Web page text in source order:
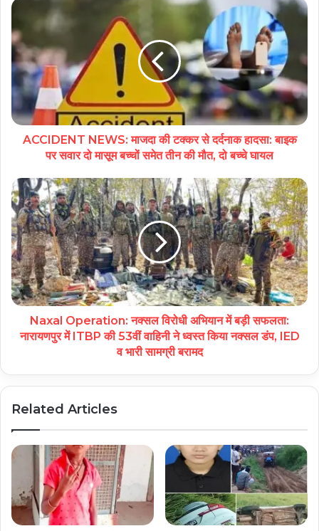
ACCIDENT NEWS: माजदा की टक्कर से दर्दनाक हादसा: बाइक
पर सवार दो मासूम बच्चों समेत तीन की मौत, दो बच्चे घायल
Naxal Operation: नक्सल विरोधी अभियान में बड़ी सफलता:
नारायणपुर में ITBP की 53वीं वाहिनी ने ध्वस्त किया नक्सल डंप, IED
व भारी सामग्री बरामद
Related Articles